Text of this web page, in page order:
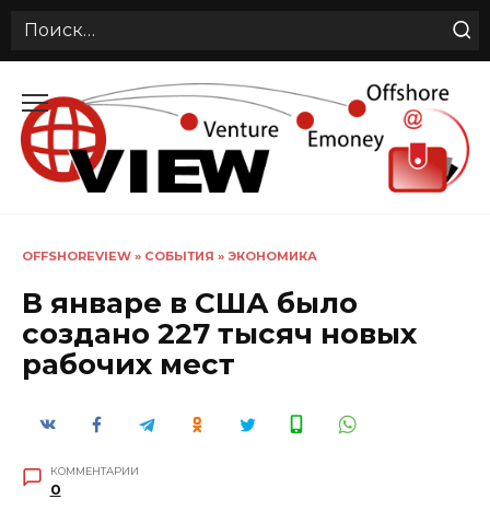
Search
содержанию
OFFSHOREVIEW » СОБЫТИЯ » ЭКОНОМИКА
В январе в США было
создано 227 тысяч новых
рабочих мест
КОММЕНТАРИИ
0